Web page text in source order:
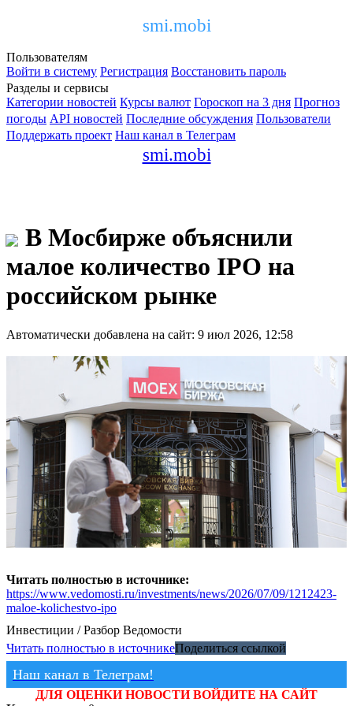
smi.mobi
Пользователям
Войти в систему Регистрация Восстановить пароль
Разделы и сервисы
Категории новостей Курсы валют Гороскоп на 3 дня Прогноз
погоды API новостей Последние обсуждения Пользователи
Поддержать проект Наш канал в Телеграм
smi.mobi
В Мосбирже объяснили
малое количество IPO на
российском рынке
Автоматически добавлена на сайт: 9 июл 2026, 12:58
Читать полностью в источнике:
https://www.vedomosti.ru/investments/news/2026/07/09/1212423-
maloe-kolichestvo-ipo
Инвестиции / Разбор Ведомости
Читать полностью в источникеПоделиться ссылкой
Наш канал в Телеграм!
ДЛЯ ОЦЕНКИ НОВОСТИ ВОЙДИТЕ НА САЙТ